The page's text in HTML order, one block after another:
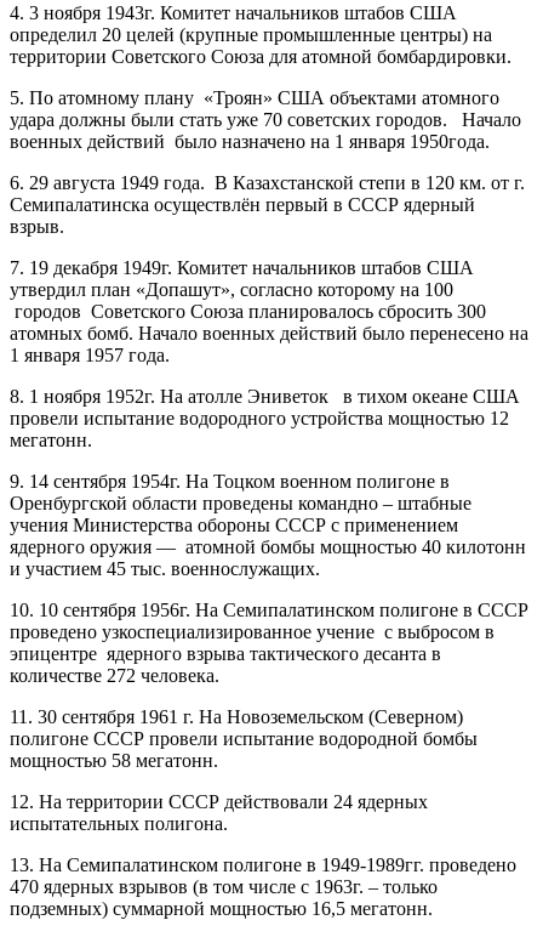
4. 3 ноября 1943г. Комитет начальников штабов США
определил 20 целей (крупные промышленные центры) на
территории Советского Союза для атомной бомбардировки.
5. По атомному плану «Троян» США объектами атомного
удара должны были стать уже 70 советских городов. Начало
военных действий было назначено на 1 января 1950года.
6. 29 августа 1949 года. В Казахстанской степи в 120 км. от г.
Семипалатинска осуществлён первый в СССР ядерный
взрыв.
7. 19 декабря 1949г. Комитет начальников штабов США
утвердил план «Допашут», согласно которому на 100
городов Советского Союза планировалось сбросить 300
атомных бомб. Начало военных действий было перенесено на
1 января 1957 года.
8. 1 ноября 1952г. На атолле Эниветок в тихом океане США
провели испытание водородного устройства мощностью 12
мегатонн.
9. 14 сентября 1954г. На Тоцком военном полигоне в
Оренбургской области проведены командно – штабные
учения Министерства обороны СССР с применением
ядерного оружия — атомной бомбы мощностью 40 килотонн
и участием 45 тыс. военнослужащих.
10. 10 сентября 1956г. На Семипалатинском полигоне в СССР
проведено узкоспециализированное учение с выбросом в
эпицентре ядерного взрыва тактического десанта в
количестве 272 человека.
11. 30 сентября 1961 г. На Новоземельском (Северном)
полигоне СССР провели испытание водородной бомбы
мощностью 58 мегатонн.
12. На территории СССР действовали 24 ядерных
испытательных полигона.
13. На Семипалатинском полигоне в 1949-1989гг. проведено
470 ядерных взрывов (в том числе с 1963г. – только
подземных) суммарной мощностью 16,5 мегатонн.